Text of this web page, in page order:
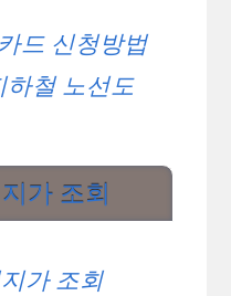
드 신청방법
하철 노선도
가 조회
가 조회